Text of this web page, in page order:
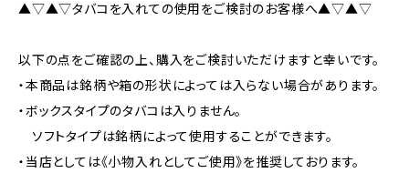
▲▽▲▽タバコを入れての使用をご検討のお客様へ▲▽▲▽
以下の点をご確認の上、購入をご検討いただけますと幸いです。
・本商品は銘柄や箱の形状によっては入らない場合があります。
・ボックスタイプのタバコは入りません。
ソフトタイプは銘柄によって使用することができます。
・当店としては《小物入れとしてご使用》を推奨しております。